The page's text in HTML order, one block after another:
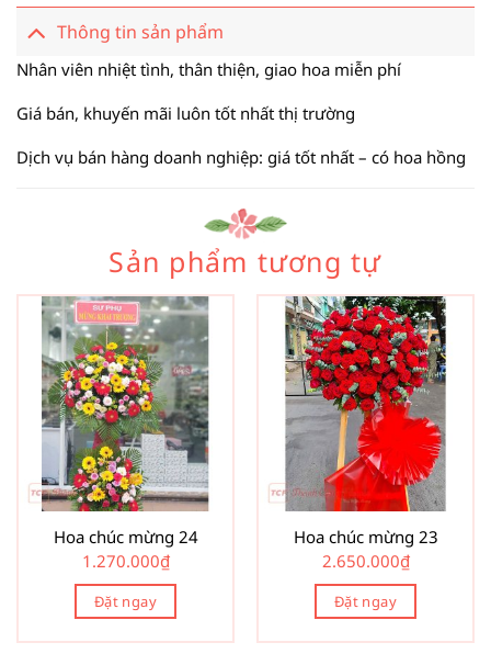
Thông tin sản phẩm
Nhân viên nhiệt tình, thân thiện, giao hoa miễn phí
Giá bán, khuyến mãi luôn tốt nhất thị trường
Dịch vụ bán hàng doanh nghiệp: giá tốt nhất – có hoa hồng
Sản phẩm tương tự
Hoa chúc mừng 24
1.270.000₫
Đặt ngay
Hoa chúc mừng 23
2.650.000₫
Đặt ngay